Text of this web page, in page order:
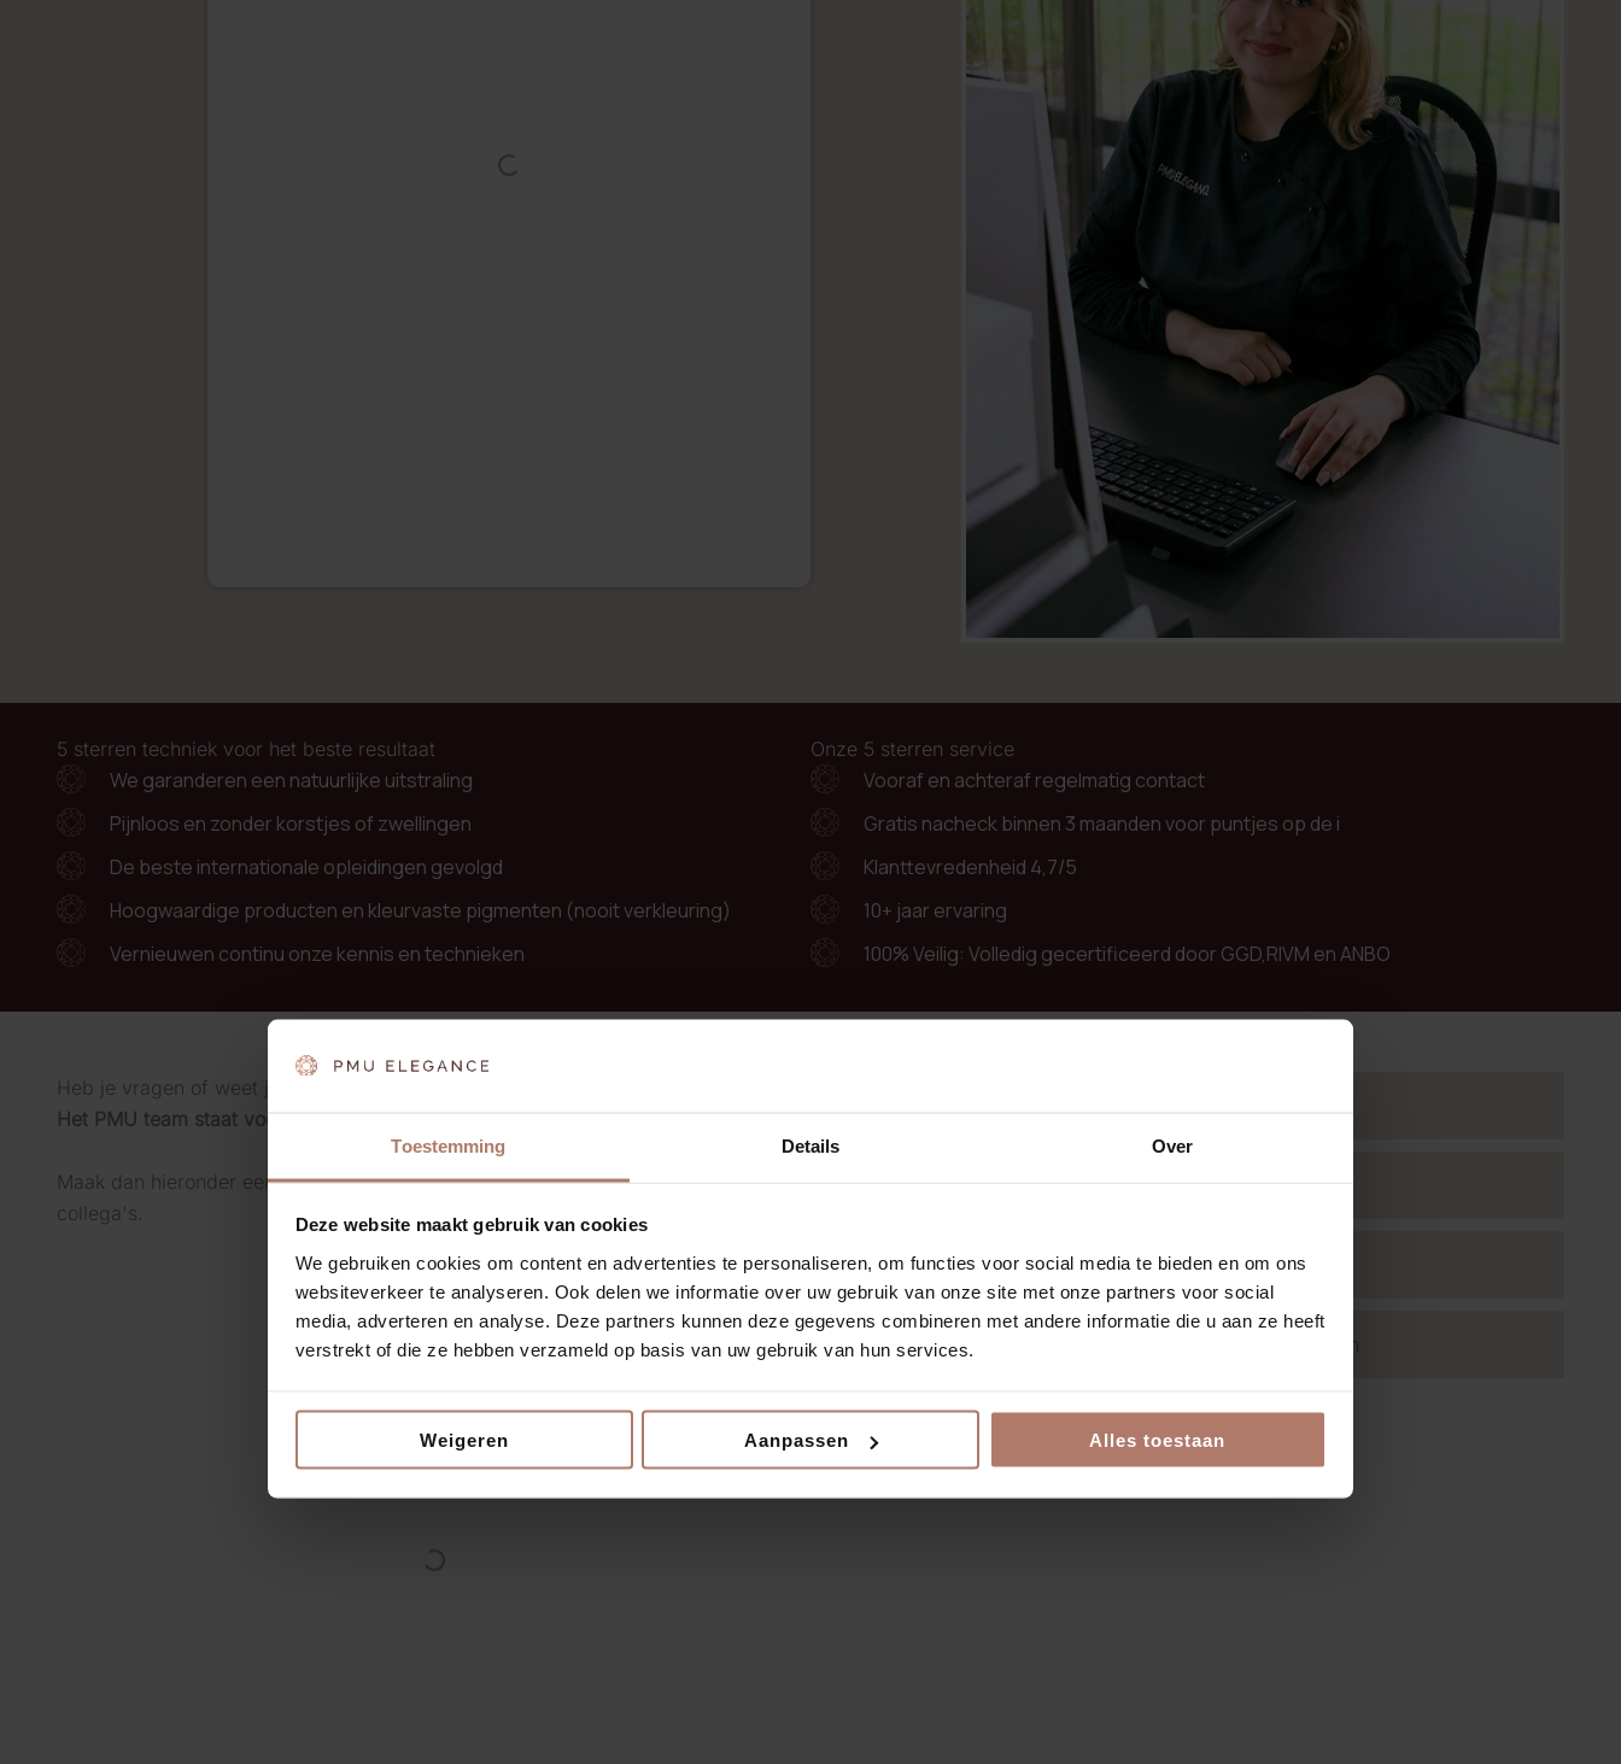
Toestemming Details Over
Deze website maakt gebruik van cookies
We gebruiken cookies om content en advertenties te personaliseren, om functies voor social media te bieden en om ons
websiteverkeer te analyseren. Ook delen we informatie over uw gebruik van onze site met onze partners voor social
media, adverteren en analyse. Deze partners kunnen deze gegevens combineren met andere informatie die u aan ze heeft
verstrekt of die ze hebben verzameld op basis van uw gebruik van hun services.
Weigeren Aanpassen Alles toestaan
5 sterren techniek voor het beste resultaat
We garanderen een natuurlijke uitstraling
Pijnloos en zonder korstjes of zwellingen
De beste internationale opleidingen gevolgd
Hoogwaardige producten en kleurvaste pigmenten (nooit verkleuring)
Vernieuwen continu onze kennis en technieken
Onze 5 sterren service
Vooraf en achteraf regelmatig contact
Gratis nacheck binnen 3 maanden voor puntjes op de i
Klanttevredenheid 4,7/5
10+ jaar ervaring
100% Veilig: Volledig gecertificeerd door GGD,RIVM en ANBO
Heb je vragen of weet je nog niet welke behandeling voor jou geschikt is?
Het PMU team staat voor je klaar om al je vragen te beantwoorden.
Maak dan hieronder een afspraak voor een intakegesprek met één van onze
collega's.
Geen aanbetaling nodig
Wij zijn flexibel bij afspraak verplaatsen of annuleren